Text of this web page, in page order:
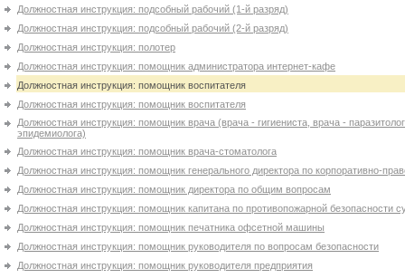
Должностная инструкция: подсобный рабочий (1-й разряд)
Должностная инструкция: подсобный рабочий (2-й разряд)
Должностная инструкция: полотер
Должностная инструкция: помощник администратора интернет-кафе
Должностная инструкция: помощник воспитателя
Должностная инструкция: помощник воспитателя
Должностная инструкция: помощник врача (врача - гигиениста, врача -
эпидемиолога)
Должностная инструкция: помощник врача-стоматолога
Должностная инструкция: помощник генерального директора по корпоративно-
Должностная инструкция: помощник директора по общим вопросам
Должностная инструкция: помощник капитана по противопожарной безопасности
Должностная инструкция: помощник печатника офсетной машины
Должностная инструкция: помощник руководителя по вопросам безопасности
Должностная инструкция: помощник руководителя предприятия